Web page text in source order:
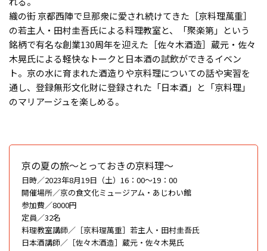
織の街 京都西陣で旦那衆に愛され続けてきた［京料理萬重］
の若主人・田村圭吾氏による料理教室と、「聚楽第」という
銘柄で有名な創業130周年を迎えた［佐々木酒造］蔵元・佐々
木晃氏による軽快なトークと日本酒の試飲ができるイベン
ト。京の水に育まれた酒造りや京料理についての話や実習を
通し、登録無形文化財に登録された「日本酒」と「京料理」
のマリアージュを楽しめる。
京の夏の旅～とっておきの京料理～
日時／2023年8月19日（土）16：00～19：00
開催場所／京の食文化ミュージアム・あじわい館
参加費／8000円
定員／32名
料理教室講師／［京料理萬重］若主人・田村圭吾氏
日本酒講師／［佐々木酒造］蔵元・佐々木晃氏